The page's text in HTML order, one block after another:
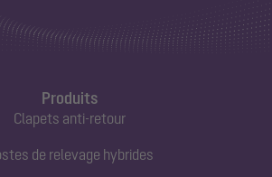
Produits
Clapets anti-retour
de relevage hybrides